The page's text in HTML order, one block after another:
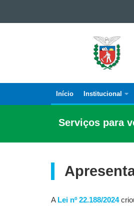
CONSELHO
ESTADUAL
DIGITAL
E
DA
Navegação
principal
Início Institucional
Serviços para
A Lei nº 22.188/2024